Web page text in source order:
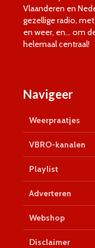
Vlaanderen en
gezellige radio,
en weer, en… om
helemaal centraal!
Navigeer
Weerpraatjes
VBRO-kanalen
Playlist
Adverteren
Webshop
Disclaimer